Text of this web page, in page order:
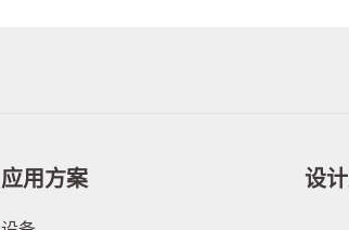
应用方案 设